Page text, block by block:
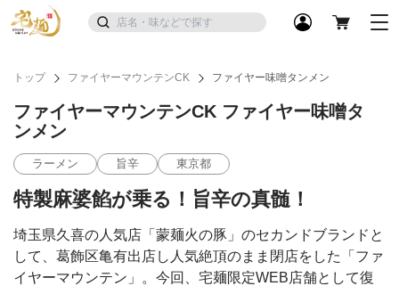
トップ ファイヤーマウンテンCK ファイヤー味噌タンメン
ファイヤーマウンテンCK ファイヤー味噌タ
ンメン
ラーメン 旨辛 東京都
特製麻婆餡が乗る！旨辛の真髄！
埼玉県久喜の人気店「蒙麺火の豚」のセカンドブランドと
して、葛飾区亀有出店し人気絶頂のまま閉店をした「ファ
イヤーマウンテン」。今回、宅麺限定WEB店舗として復